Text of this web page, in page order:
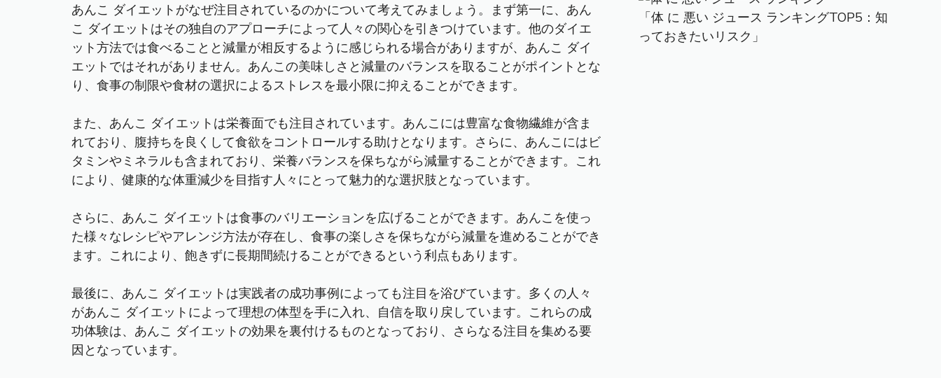
あんこ ダイエットがなぜ注目されているのかについて考えてみましょう。まず第一に、あん
こ ダイエットはその独自のアプローチによって人々の関心を引きつけています。他のダイエ
ット方法では食べることと減量が相反するように感じられる場合がありますが、あんこ ダイ
エットではそれがありません。あんこの美味しさと減量のバランスを取ることがポイントとな
り、食事の制限や食材の選択によるストレスを最小限に抑えることができます。
また、あんこ ダイエットは栄養面でも注目されています。あんこには豊富な食物繊維が含ま
れており、腹持ちを良くして食欲をコントロールする助けとなります。さらに、あんこにはビ
タミンやミネラルも含まれており、栄養バランスを保ちながら減量することができます。これ
により、健康的な体重減少を目指す人々にとって魅力的な選択肢となっています。
さらに、あんこ ダイエットは食事のバリエーションを広げることができます。あんこを使っ
た様々なレシピやアレンジ方法が存在し、食事の楽しさを保ちながら減量を進めることができ
ます。これにより、飽きずに長期間続けることができるという利点もあります。
最後に、あんこ ダイエットは実践者の成功事例によっても注目を浴びています。多くの人々
があんこ ダイエットによって理想の体型を手に入れ、自信を取り戻しています。これらの成
功体験は、あんこ ダイエットの効果を裏付けるものとなっており、さらなる注目を集める要
因となっています。
「体 に 悪い ジュース ランキングTOP5：知
っておきたいリスク」